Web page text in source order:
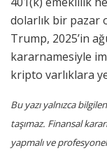
dolarlık bir pazar
Trump, 2025’in
kararnamesiyle
kripto varlıklara
Bu yazı yalnızca
taşımaz. Finansal
yapmalı ve